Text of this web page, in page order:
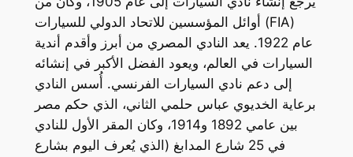
أوائل المؤسسين للاتحاد الدولي للسيارات (FIA)
عام 1922. يعد النادي المصري من أبرز وأقدم أندية
السيارات في العالم، ويعود الفضل الأكبر في إنشائه
إلى دعم نادي السيارات الفرنسي. أُسس النادي
برعاية الخديوي عباس حلمي الثاني، الذي حكم مصر
بين عامي 1892 و1914، وكان المقر الأول للنادي
في 25 شارع المدابغ (الذي يُعرف اليوم بشارع